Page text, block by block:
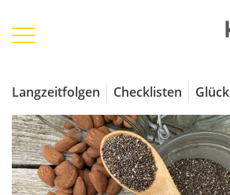
Langzeitfolgen Checklisten Glück